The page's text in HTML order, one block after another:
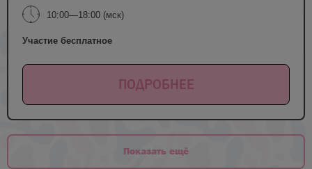
10:00—18:00 (мск)
Участие бесплатное
ПОДРОБНЕЕ
Показать ещё